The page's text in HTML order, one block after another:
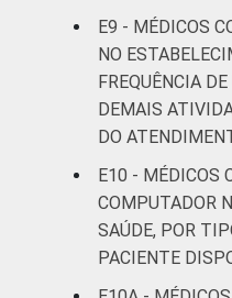
LOCALIZAÇÃO
Fonte: CGI.br/
Estudos para o
Sociedade da
Pesquisa sobre
E9 - MÉDICOS
NO
FREQUÊNCIA
DEMAIS
DO
E10 - MÉDICOS
COMPUTADOR
SAÚDE, POR
PACIENTE